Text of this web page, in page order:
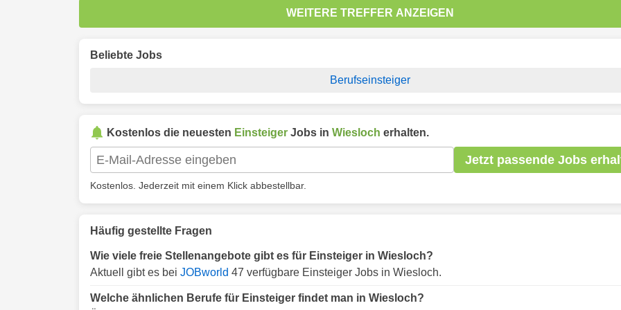
WEITERE TREFFER ANZEIGEN
Beliebte Jobs
Berufseinsteiger
Kostenlos die neuesten Einsteiger Jobs in Wiesloch erhalten.
Jetzt passende Jobs
Kostenlos. Jederzeit mit einem Klick abbestellbar.
Häufig gestellte Fragen
Wie viele freie Stellenangebote gibt es für Einsteiger in Wiesloch?
Aktuell gibt es bei JOBworld 47 verfügbare Einsteiger Jobs in Wiesloch.
Welche ähnlichen Berufe für Einsteiger findet man in Wiesloch?